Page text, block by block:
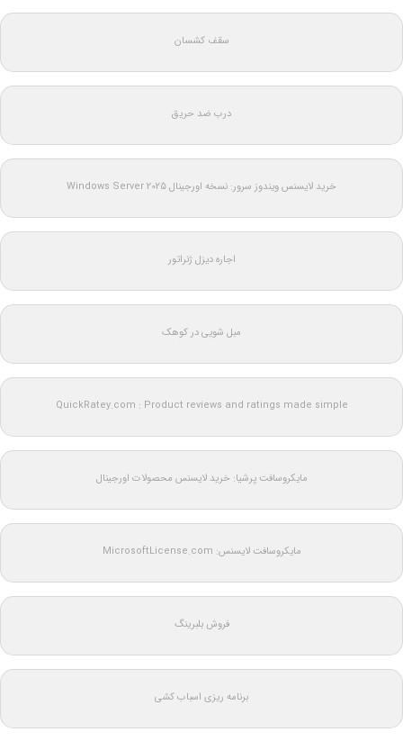
سقف کشسان
درب ضد حریق
خرید لایسنس ویندوز سرور: نسخه اورجینال Windows Server 2025
اجاره دیزل ژنراتور
مبل شویی در کوهک
QuickRatey.com : Product reviews and ratings made simple
مایکروسافت پرشیا: خرید لایسنس محصولات اورجینال
مایکروسافت لایسنس: MicrosoftLicense.com
فروش بلبرینگ
برنامه ریزی اسباب کشی